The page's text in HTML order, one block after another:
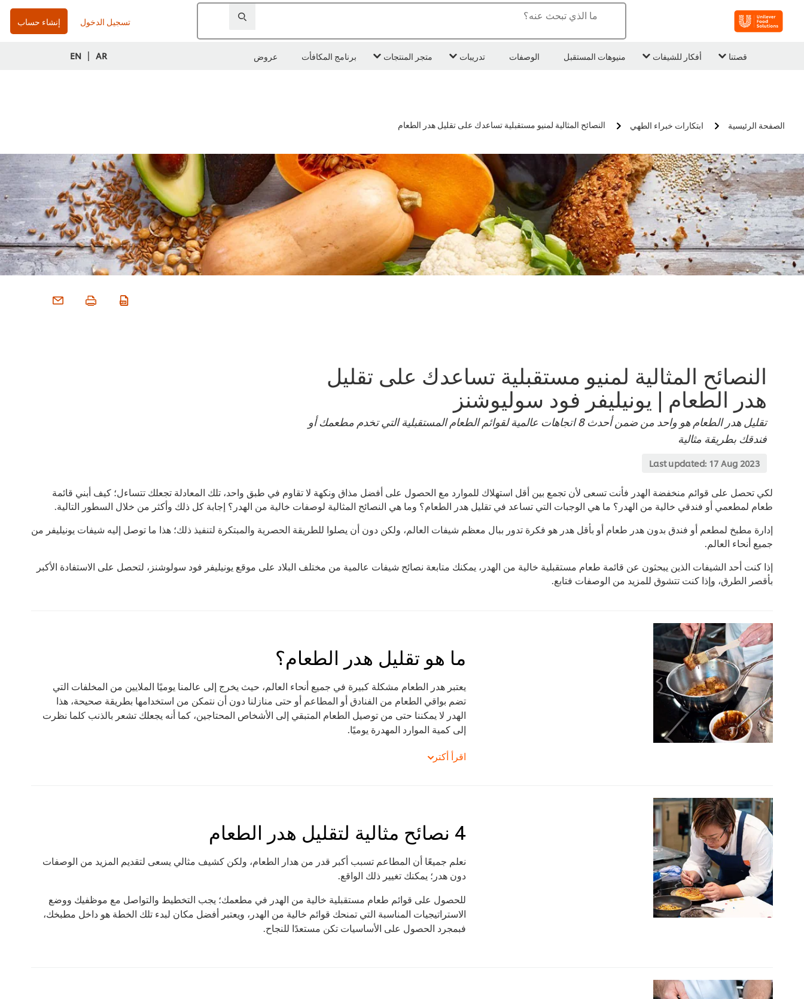
ما الذي تبحث عنه؟ تسجيل الدخول إنشاء حساب
قصتنا أفكار للشيفات منيوهات المستقبل الوصفات تدريبات متجر المنتجات برنامج المكافأت عروض AR
|
EN
الصفحة الرئيسية ابتكارات خبراء الطهي النصائح المثالية لمنيو مستقبلية تساعدك على تقليل هدر الطعام
النصائح المثالية لمنيو مستقبلية تساعدك على تقليل
هدر الطعام | يونيليفر فود سوليوشنز
تقليل هدر الطعام هو واحد من ضمن أحدث 8 اتجاهات عالمية لقوائم الطعام المستقبلية التي تخدم مطعمك أو
فندقك بطريقة مثالية
Last updated: 17 Aug 2023
لكي تحصل على قوائم منخفضة الهدر فأنت تسعى لأن تجمع بين أقل استهلاك للموارد مع الحصول على أفضل مذاق ونكهة لا تقاوم في طبق واحد، تلك المعادلة تجعلك تتساءل؛ كيف أبني قائمة
طعام لمطعمي أو فندقي خالية من الهدر؟ ما هي الوجبات التي تساعد في تقليل هدر الطعام؟ وما هي النصائح المثالية لوصفات خالية من الهدر؟ إجابة كل ذلك وأكثر من خلال السطور التالية.
إدارة مطبخ لمطعم أو فندق بدون هدر طعام أو بأقل هدر هو فكرة تدور ببال معظم شيفات العالم، ولكن دون أن يصلوا للطريقة الحصرية والمبتكرة لتنفيذ ذلك؛ هذا ما توصل إليه شيفات يونيليفر من
جميع أنحاء العالم.
إذا كنت أحد الشيفات الذين يبحثون عن قائمة طعام مستقبلية خالية من الهدر، يمكنك متابعة نصائح شيفات عالمية من مختلف البلاد على موقع يونيليفر فود سولوشنز، لتحصل على الاستفادة الأكبر
بأقصر الطرق، وإذا كنت تتشوق للمزيد من الوصفات فتابع.
ما هو تقليل هدر الطعام؟
يعتبر هدر الطعام مشكلة كبيرة في جميع أنحاء العالم، حيث يخرج إلى عالمنا يوميًا الملايين من المخلفات التي
تضم بواقي الطعام من الفنادق أو المطاعم أو حتى منازلنا دون أن نتمكن من استخدامها بطريقة صحيحة، هذا
الهدر لا يمكننا حتى من توصيل الطعام المتبقي إلى الأشخاص المحتاجين، كما أنه يجعلك تشعر بالذنب كلما نظرت
إلى كمية الموارد المهدرة يوميًا.
4 نصائح مثالية لتقليل هدر الطعام
نعلم جميعًا أن المطاعم تسبب أكبر قدر من هدار الطعام، ولكن كشيف مثالي يسعى لتقديم المزيد من الوصفات
دون هدر؛ يمكنك تغيير ذلك الواقع.
للحصول على قوائم طعام مستقبلية خالية من الهدر في مطعمك؛ يجب التخطيط والتواصل مع موظفيك ووضع
الاستراتيجيات المناسبة التي تمنحك قوائم خالية من الهدر، ويعتبر أفضل مكان لبدء تلك الخطة هو داخل مطبخك،
فبمجرد الحصول على الأساسيات تكن مستعدًا للنجاح.